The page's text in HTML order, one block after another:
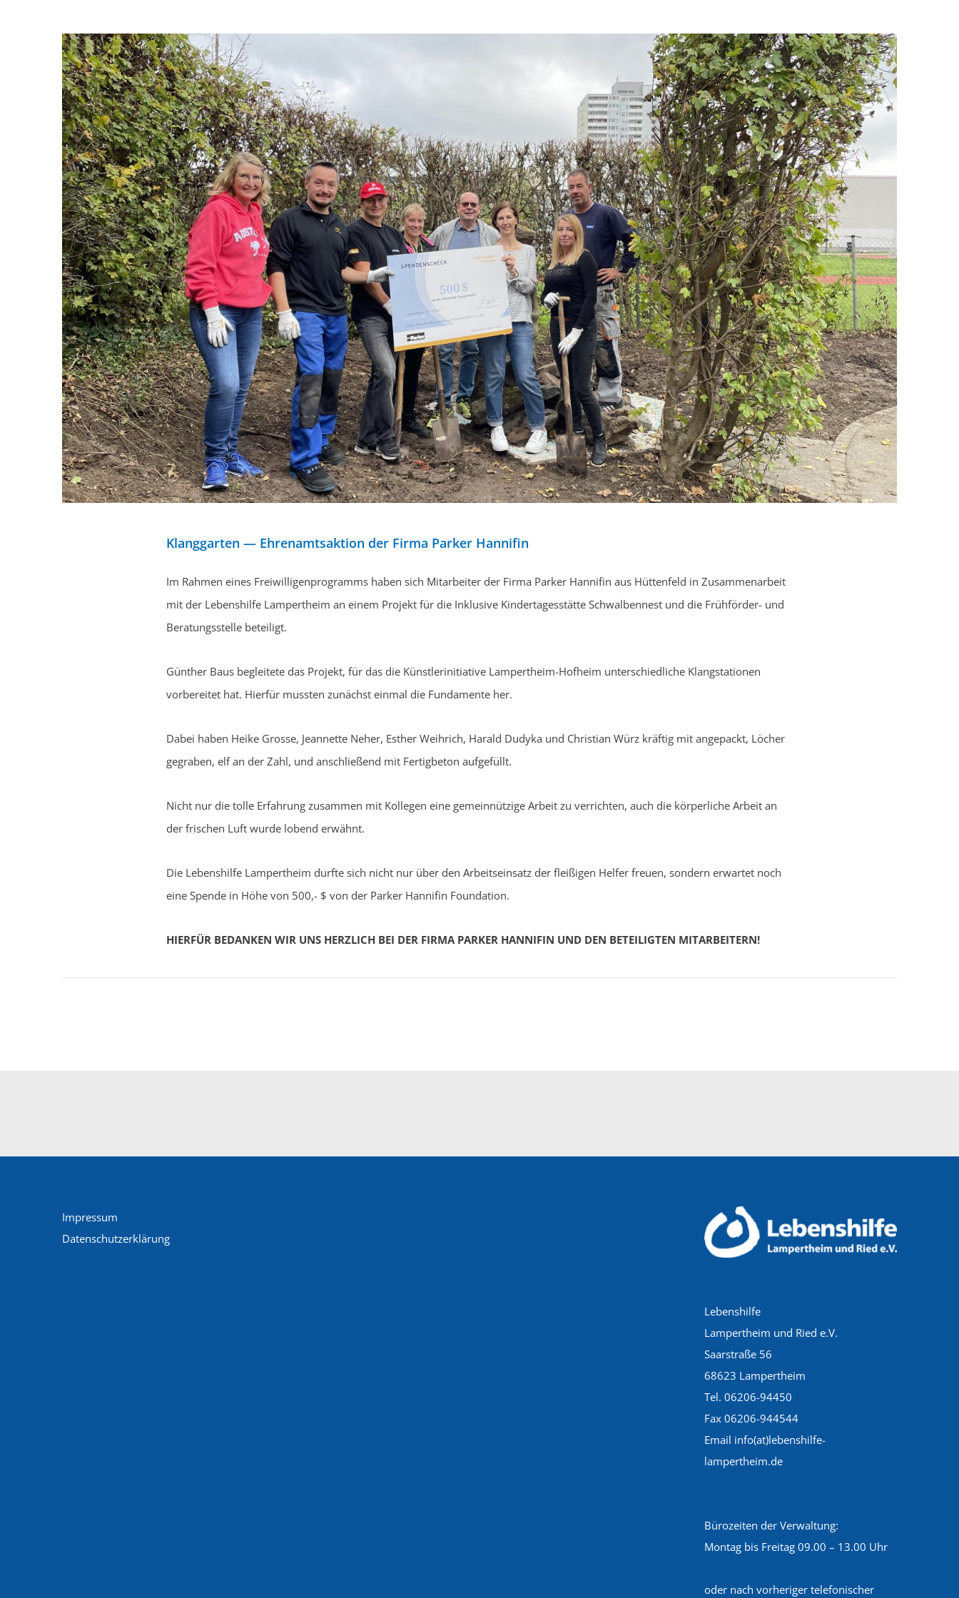
Klanggarten — Ehrenamtsaktion der Firma Parker Hannifin
Im Rahmen eines Freiwilligenprogramms haben sich Mitarbeiter der Firma Parker Hannifin aus Hüttenfeld in Zusammenarbeit
mit der Lebenshilfe Lampertheim an einem Projekt für die Inklusive Kindertagesstätte Schwalbennest und die Frühförder- und
Beratungsstelle beteiligt.
Günther Baus begleitete das Projekt, für das die Künstlerinitiative Lampertheim-Hofheim unterschiedliche Klangstationen
vorbereitet hat. Hierfür mussten zunächst einmal die Fundamente her.
Dabei haben Heike Grosse, Jeannette Neher, Esther Weihrich, Harald Dudyka und Christian Würz kräftig mit angepackt, Löcher
gegraben, elf an der Zahl, und anschließend mit Fertigbeton aufgefüllt.
Nicht nur die tolle Erfahrung zusammen mit Kollegen eine gemeinnützige Arbeit zu verrichten, auch die körperliche Arbeit an
der frischen Luft wurde lobend erwähnt.
Die Lebenshilfe Lampertheim durfte sich nicht nur über den Arbeitseinsatz der fleißigen Helfer freuen, sondern erwartet noch
eine Spende in Höhe von 500,- $ von der Parker Hannifin Foundation.
HIERFÜR BEDANKEN WIR UNS HERZLICH BEI DER FIRMA PARKER HANNIFIN UND DEN BETEILIGTEN MITARBEITERN!
Impressum
Datenschutzerklärung
Lebenshilfe
Lampertheim und Ried e.V.
Saarstraße 56
68623 Lampertheim
Tel. 06206-94450
Fax 06206-944544
Email info(at)lebenshilfe-
lampertheim.de
Bürozeiten der Verwaltung:
Montag bis Freitag 09.00 – 13.00 Uhr
oder nach vorheriger telefonischer